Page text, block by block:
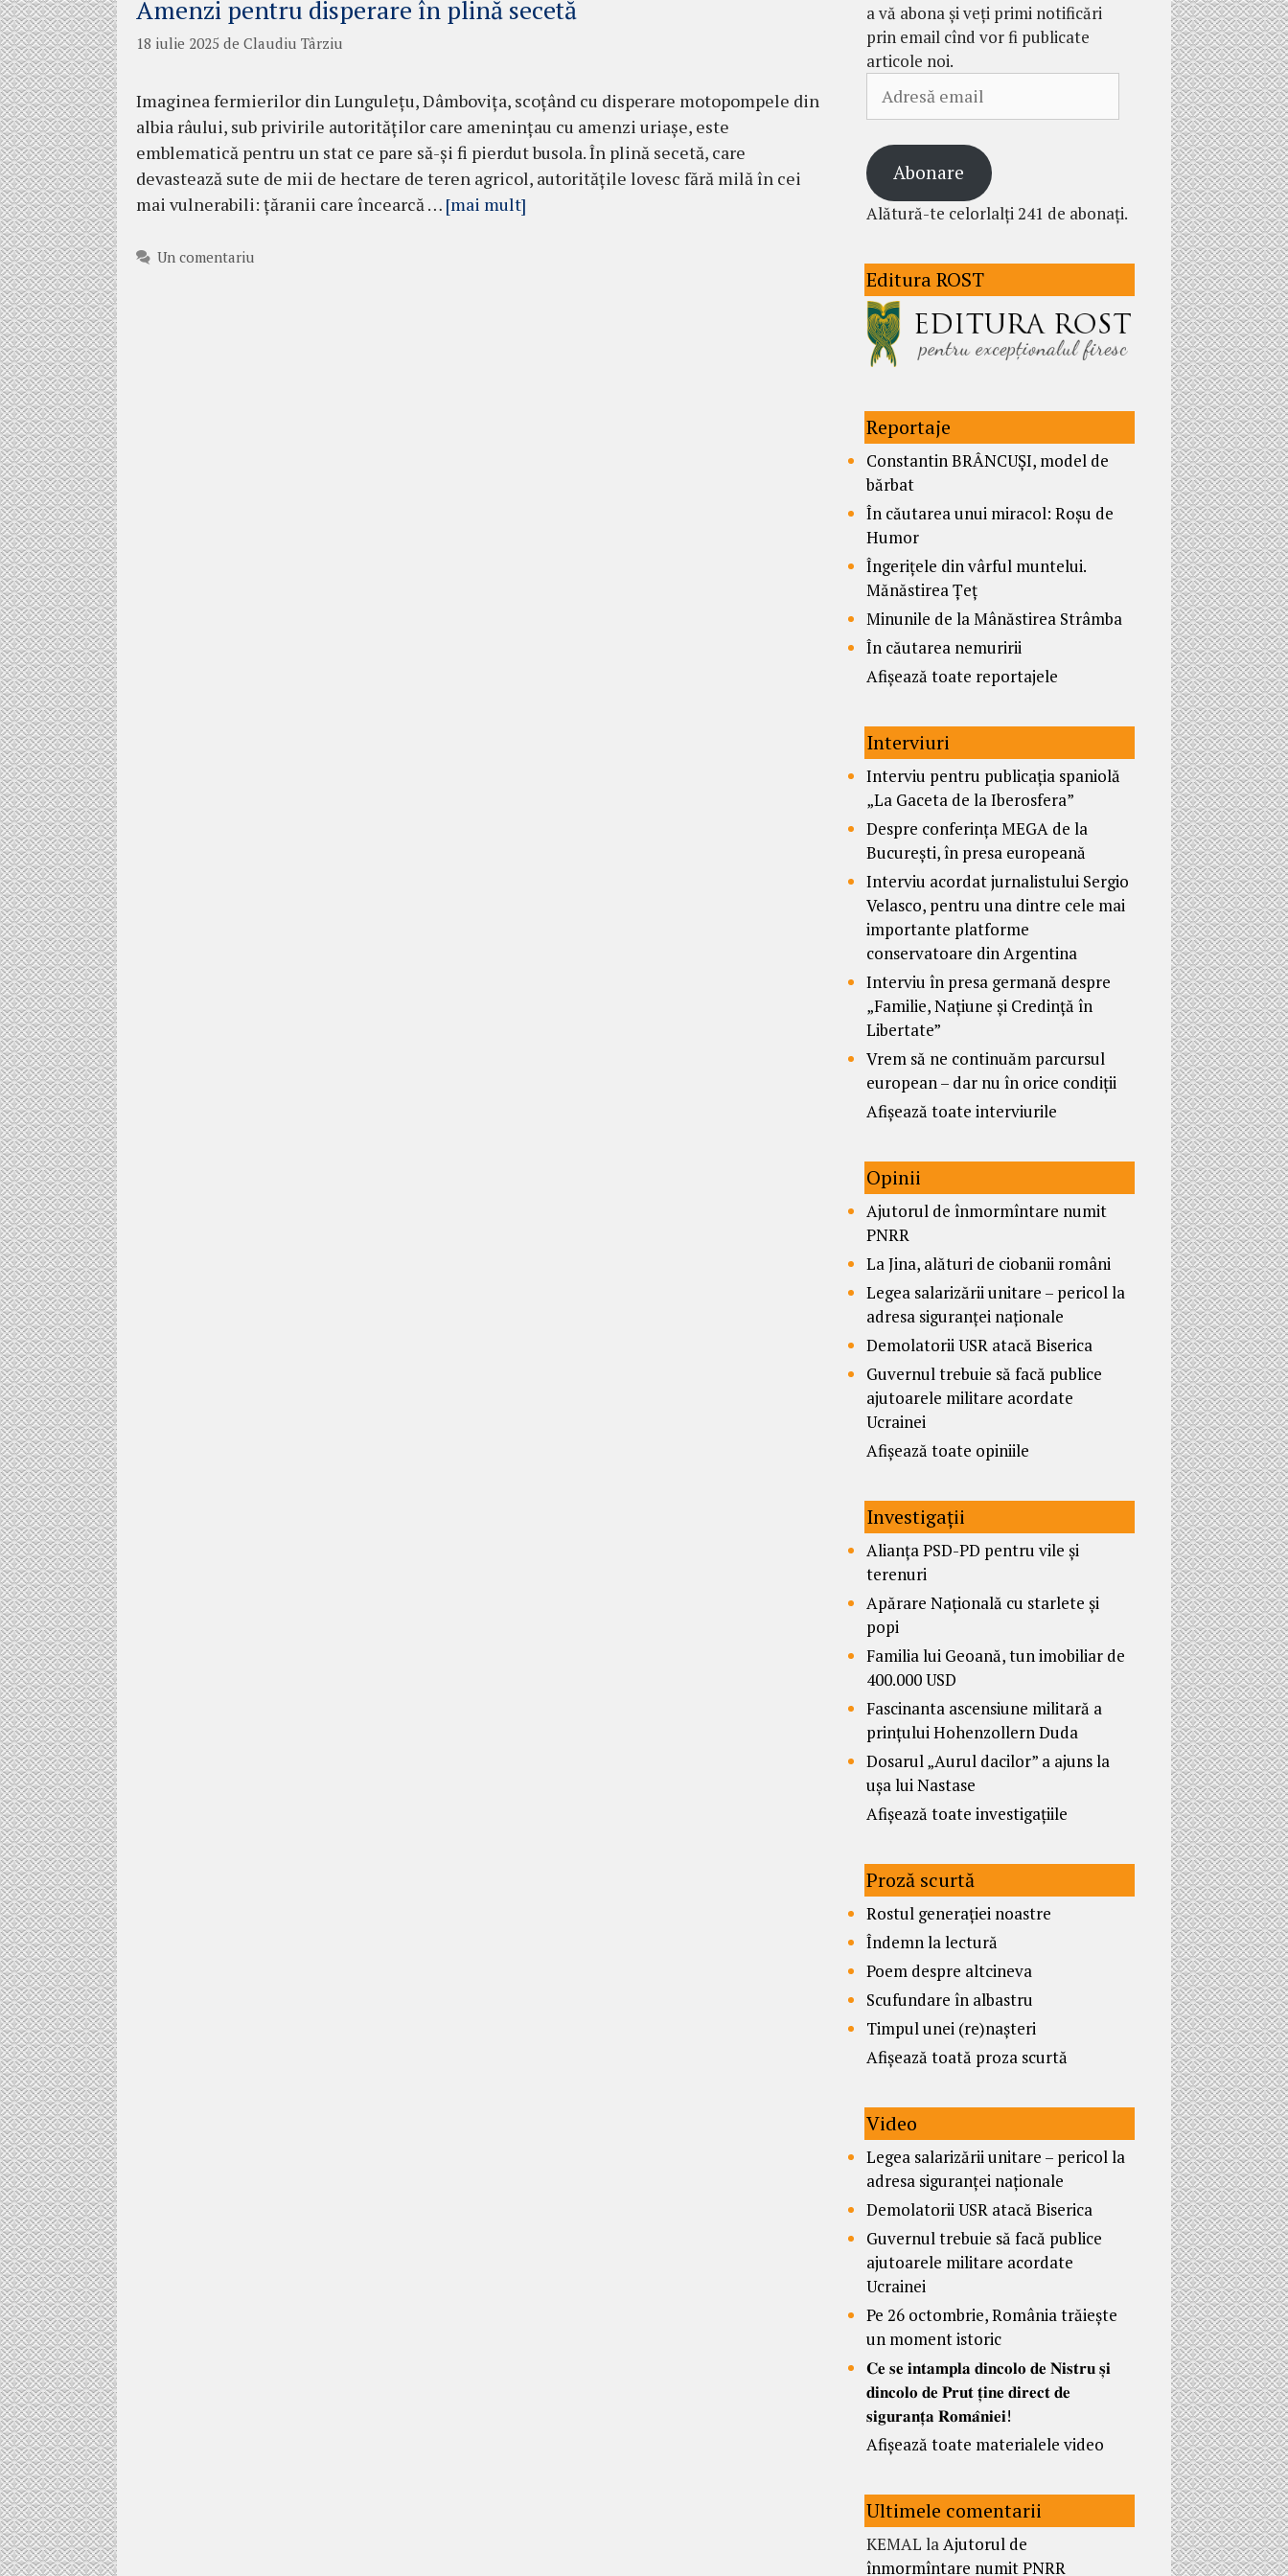
Amenzi pentru disperare în plină secetă
18 iulie 2025 de Claudiu Târziu
Imaginea fermierilor din Lungulețu, Dâmbovița, scoțând cu disperare motopompele din
albia râului, sub privirile autorităților care amenințau cu amenzi uriașe, este
emblematică pentru un stat ce pare să-și fi pierdut busola. În plină secetă, care
devastează sute de mii de hectare de teren agricol, autoritățile lovesc fără milă în cei
mai vulnerabili: țăranii care încearcă … [mai mult]
Un comentariu
a vă abona și veți primi notificări
prin email cînd vor fi publicate
articole noi.
email
Abonare
Alătură-te celorlalți 241 de abonați.
Editura ROST
Reportaje
Constantin BRÂNCUȘI, model de
bărbat
În căutarea unui miracol: Roșu de
Humor
Îngerițele din vârful muntelui.
Mănăstirea Țeț
Minunile de la Mânăstirea Strâmba
În căutarea nemuririi
Afișează toate reportajele
Interviuri
Interviu pentru publicația spaniolă
„La Gaceta de la Iberosfera”
Despre conferința MEGA de la
București, în presa europeană
Interviu acordat jurnalistului Sergio
Velasco, pentru una dintre cele mai
importante platforme
conservatoare din Argentina
Interviu în presa germană despre
„Familie, Națiune și Credință în
Libertate”
Vrem să ne continuăm parcursul
european – dar nu în orice condiții
Afișează toate interviurile
Opinii
Ajutorul de înmormîntare numit
PNRR
La Jina, alături de ciobanii români
Legea salarizării unitare – pericol la
adresa siguranței naționale
Demolatorii USR atacă Biserica
Guvernul trebuie să facă publice
ajutoarele militare acordate
Ucrainei
Afișează toate opiniile
Investigații
Alianța PSD-PD pentru vile și
terenuri
Apărare Națională cu starlete și
popi
Familia lui Geoană, tun imobiliar de
400.000 USD
Fascinanta ascensiune militară a
prințului Hohenzollern Duda
Dosarul „Aurul dacilor” a ajuns la
ușa lui Nastase
Afișează toate investigațiile
Proză scurtă
Rostul generației noastre
Îndemn la lectură
Poem despre altcineva
Scufundare în albastru
Timpul unei (re)nașteri
Afișează toată proza scurtă
Video
Legea salarizării unitare – pericol la
adresa siguranței naționale
Demolatorii USR atacă Biserica
Guvernul trebuie să facă publice
ajutoarele militare acordate
Ucrainei
Pe 26 octombrie, România trăiește
un moment istoric
𝐂𝐞 𝐬𝐞 𝐢𝐧𝐭𝐚𝐦𝐩𝐥𝐚 𝐝𝐢𝐧𝐜𝐨𝐥𝐨 𝐝𝐞 𝐍𝐢𝐬𝐭𝐫𝐮 𝐬̦𝐢
𝐝𝐢𝐧𝐜𝐨𝐥𝐨 𝐝𝐞 𝐏𝐫𝐮𝐭 𝐭̦𝐢𝐧𝐞 𝐝𝐢𝐫𝐞𝐜𝐭 𝐝𝐞
𝐬𝐢𝐠𝐮𝐫𝐚𝐧𝐭̦𝐚 𝐑𝐨𝐦𝐚̂𝐧𝐢𝐞𝐢!
Afișează toate materialele video
Ultimele comentarii
KEMAL laAjutorul de
înmormîntare numit PNRR